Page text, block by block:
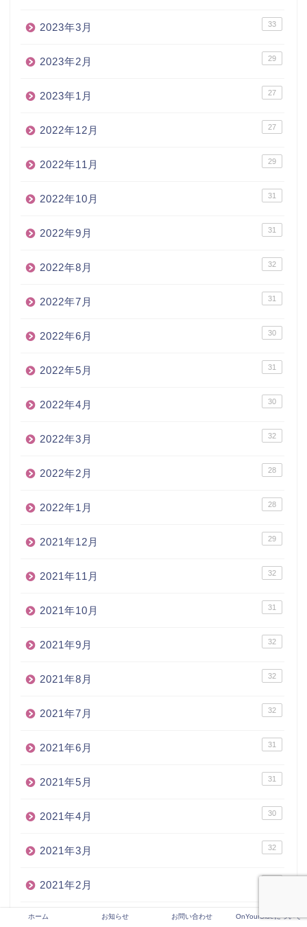
2023年3月 33
2023年2月 29
2023年1月 27
2022年12月 27
2022年11月 29
2022年10月 31
2022年9月 31
2022年8月 32
2022年7月 31
2022年6月 30
2022年5月 31
2022年4月 30
2022年3月 32
2022年2月 28
2022年1月 28
2021年12月 29
2021年11月 32
2021年10月 31
2021年9月 32
2021年8月 32
2021年7月 32
2021年6月 31
2021年5月 31
2021年4月 30
2021年3月 32
2021年2月
2021年1月 29
ホーム お知らせ お問い合わせ OnYourSideについて